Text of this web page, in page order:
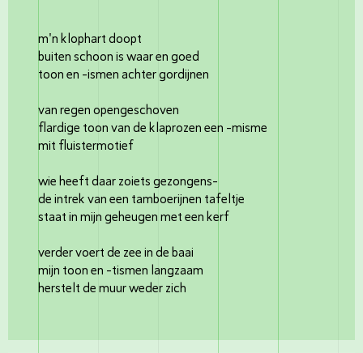
m'n klophart doopt
buiten schoon is waar en goed
toon en -ismen achter gordijnen
van regen opengeschoven
flardige toon van de klaprozen een -misme
mit fluistermotief
wie heeft daar zoiets gezongens-
de intrek van een tamboerijnen tafeltje
staat in mijn geheugen met een kerf
verder voert de zee in de baai
mijn toon en -tismen langzaam
herstelt de muur weder zich